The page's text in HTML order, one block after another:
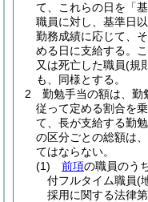
て、これらの日を「
職員に対し、基準日
勤務成績に応じて、
める日に支給する。
又は死亡した職員(規
も、同様とする。
2
勤勉手当の額は、勤
従って定める割合を
て、長が支給する勤勉
の区分ごとの総額は
てはならない。
(1)
前項の職員のう
付フルタイム職員(
採用に関する法律